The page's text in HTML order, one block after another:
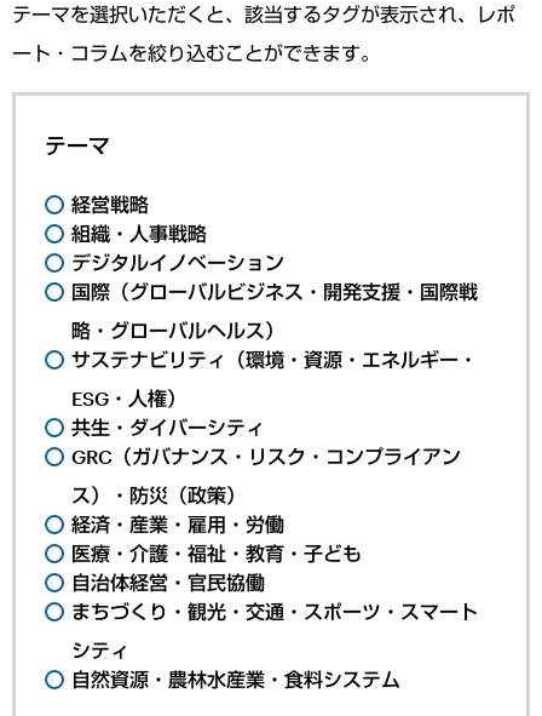
テーマを選択いただくと、該当するタグが表示され、レポ
ート・コラムを絞り込むことができます。
テーマ
経営戦略
組織・人事戦略
デジタルイノベーション
国際（グローバルビジネス・開発支援・国際戦
略・グローバルヘルス）
サステナビリティ（環境・資源・エネルギー・
ESG・人権）
共生・ダイバーシティ
GRC（ガバナンス・リスク・コンプライアン
ス）・防災（政策）
経済・産業・雇用・労働
医療・介護・福祉・教育・子ども
自治体経営・官民協働
まちづくり・観光・交通・スポーツ・スマート
シティ
自然資源・農林水産業・食料システム